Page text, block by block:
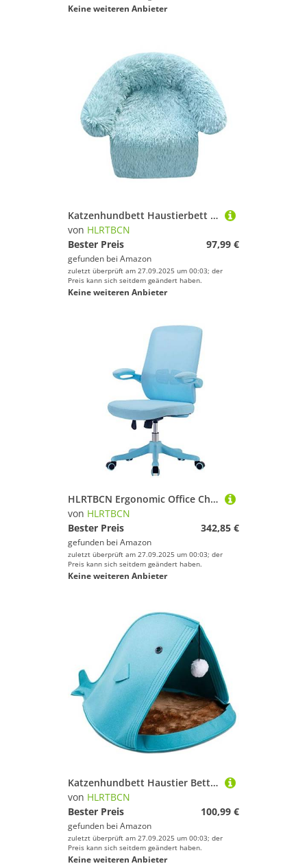
Keine weiteren Anbieter
Katzenhundbett Haustierbett Zwinger Haustier Betthund Matte Sofa Hundebett verdickte weiche Paddecke Kissen Hauswaschbar Teppich warm warmes Katzenbett -Hundebett Welpe Sofa (Blau: Blau, Größe: 70 *
von HLRTBCN
Bester Preis
97,99 €
gefunden bei Amazon
zuletzt überprüft am 27.09.2025 um 00:03; der
Preis kann sich seitdem geändert haben.
Keine weiteren Anbieter
HLRTBCN Ergonomic Office Chair Swivel Fabric Mesh Office Chairs, Excutive Desk Chairs Ergonomischer Haushaltsstudienstuhl mit lumbaler Unterstützung, 2 Farben (Farbe: Blau) Aqiong
von HLRTBCN
Bester Preis
342,85 €
gefunden bei Amazon
zuletzt überprüft am 27.09.2025 um 00:03; der
Preis kann sich seitdem geändert haben.
Keine weiteren Anbieter
Katzenhundbett Haustier Bett Zwinger süßes Filz Haustier Katzennest Nest Hundehaus Korb Kaninchen Haustierhöhle lustige Fischtyp-Haustier Nest Tragbares Faltbare Dreieck Hundebett Welpe Sofa (blau:
von HLRTBCN
Bester Preis
100,99 €
gefunden bei Amazon
zuletzt überprüft am 27.09.2025 um 00:03; der
Preis kann sich seitdem geändert haben.
Keine weiteren Anbieter